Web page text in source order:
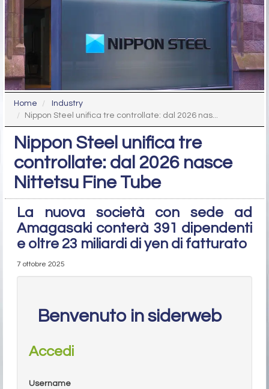
Home
Industry
Nippon Steel unifica tre controllate: dal 2026 nas...
Nippon Steel unifica tre
controllate: dal 2026 nasce
Nittetsu Fine Tube
La nuova società con sede ad
Amagasaki conterà 391 dipendenti
e oltre 23 miliardi di yen di fatturato
7 ottobre 2025
Benvenuto in siderweb
Accedi
Username